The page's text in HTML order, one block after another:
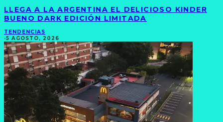
LLEGA A LA ARGENTINA EL DELICIOSO KINDER
BUENO DARK EDICIÓN LIMITADA
TENDENCIAS
·5 AGOSTO, 2026